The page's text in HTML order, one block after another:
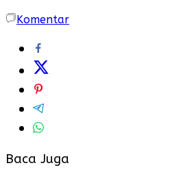
Komentar
Baca Juga